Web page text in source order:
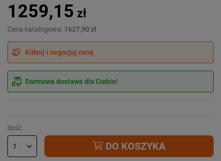
1259,15 zł
Cena katalogowa: 1627,90 zł
Kliknij i negocjuj cenę
Darmowa dostawa dla Ciebie!
Ilość
DO KOSZYKA